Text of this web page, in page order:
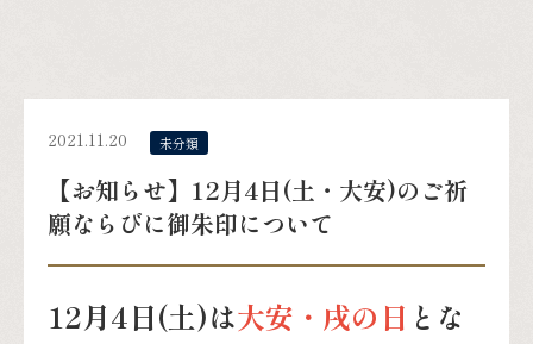
2021.11.20 未分類
【お知らせ】12月4日(土・大安)のご祈
願ならびに御朱印について
12月4日(土)は大安・戌の日 とな